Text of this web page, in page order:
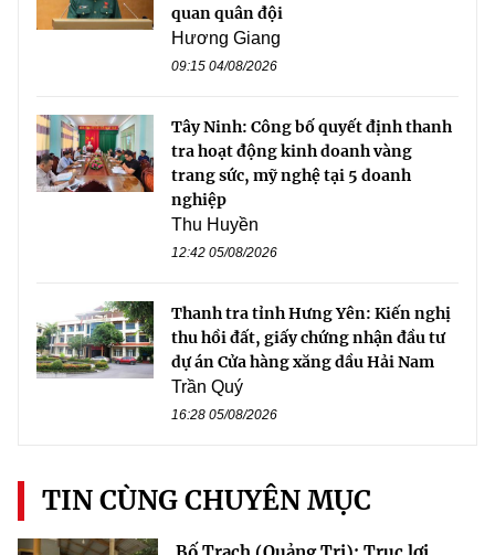
quan quân đội
Hương Giang
09:15 04/08/2026
Tây Ninh: Công bố quyết định thanh
tra hoạt động kinh doanh vàng
trang sức, mỹ nghệ tại 5 doanh
nghiệp
Thu Huyền
12:42 05/08/2026
Thanh tra tỉnh Hưng Yên: Kiến nghị
thu hồi đất, giấy chứng nhận đầu tư
dự án Cửa hàng xăng dầu Hải Nam
Trần Quý
16:28 05/08/2026
TIN CÙNG CHUYÊN MỤC